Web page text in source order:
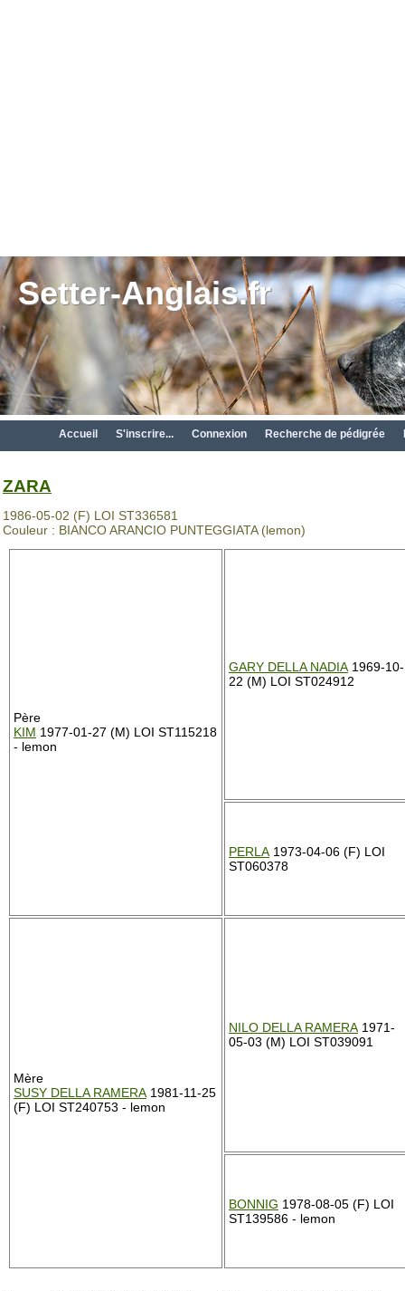
Setter-Anglais.fr
Accueil S'inscrire... Connexion Recherche de pédigrée
ZARA
1986-05-02 (F) LOI ST336581
Couleur : BIANCO ARANCIO PUNTEGGIATA (lemon)
Père
KIM 1977-01-27 (M) LOI ST115218
- lemon
GARY DELLA NADIA 1969-10-
22 (M) LOI ST024912
PERLA 1973-04-06 (F) LOI
ST060378
Mère
SUSY DELLA RAMERA 1981-11-25
(F) LOI ST240753 - lemon
NILO DELLA RAMERA 1971-
05-03 (M) LOI ST039091
BONNIG 1978-08-05 (F) LOI
ST139586 - lemon